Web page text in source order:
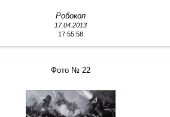
Робокоп
17.04.2013
17:55:58
Фото № 22